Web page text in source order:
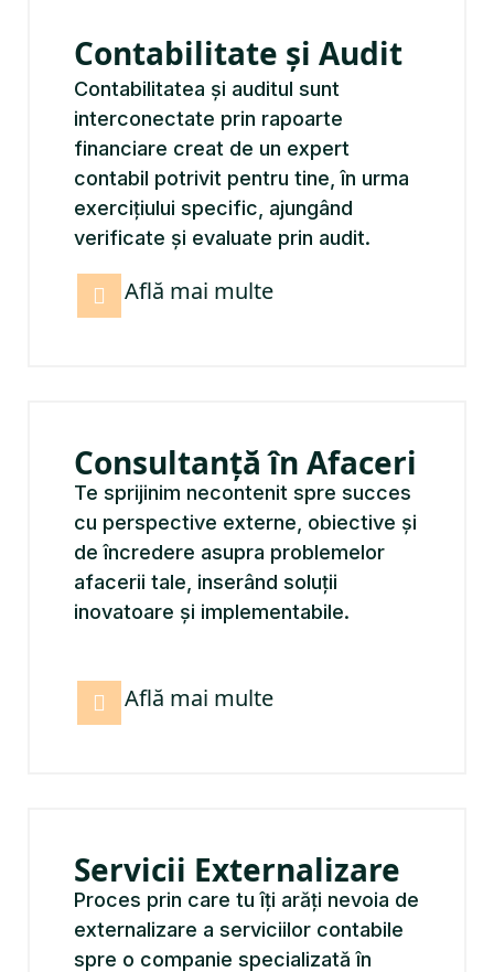
Contabilitate și Audit
Contabilitatea și auditul sunt
interconectate prin rapoarte
financiare creat de un expert
contabil potrivit pentru tine, în urma
exercițiului specific, ajungând
verificate și evaluate prin audit.
Află mai multe
Consultanță în Afaceri
Te sprijinim necontenit spre succes
cu perspective externe, obiective și
de încredere asupra problemelor
afacerii tale, inserând soluții
inovatoare și implementabile.
Află mai multe
Servicii Externalizare
Proces prin care tu îți arăți nevoia de
externalizare a serviciilor contabile
spre o companie specializată în